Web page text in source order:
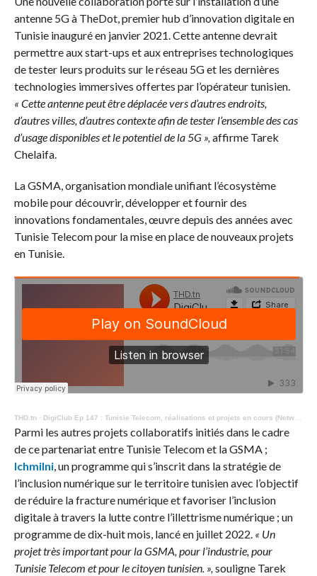
antenne 5G à TheDot, premier hub d’innovation digitale en
Tunisie inauguré en janvier 2021. Cette antenne devrait
permettre aux start-ups et aux entreprises technologiques
de tester leurs produits sur le réseau 5G et les dernières
technologies immersives offertes par l’opérateur tunisien.
« Cette antenne peut être déplacée vers d’autres endroits,
d’autres villes, d’autres contexte afin de tester l’ensemble des cas
d’usage disponibles et le potentiel de la 5G »,affirme Tarek
Chelaifa.
La GSMA, organisation mondiale unifiant l’écosystème
mobile pour découvrir, développer et fournir des
innovations fondamentales, œuvre depuis des années avec
Tunisie Telecom pour la mise en place de nouveaux projets
en Tunisie.
THD.tn· DigiClub Ep 147 : Tunisie Telecom, réalisations et projets en cours (Network Day 2023)
Parmi les autres projets collaboratifs initiés dans le cadre
de ce partenariat entre Tunisie Telecom et la GSMA ;
Ichmilni, un programme qui s’inscrit dans la stratégie de
l’inclusion numérique sur le territoire tunisien avec l’objectif
de réduire la fracture numérique et favoriser l’inclusion
digitale à travers la lutte contre l’illettrisme numérique ; un
programme de dix-huit mois, lancé en juillet 2022. « Un
projet très important pour la GSMA, pour l’industrie, pour
Tunisie Telecom et pour le citoyen tunisien. »,souligne Tarek